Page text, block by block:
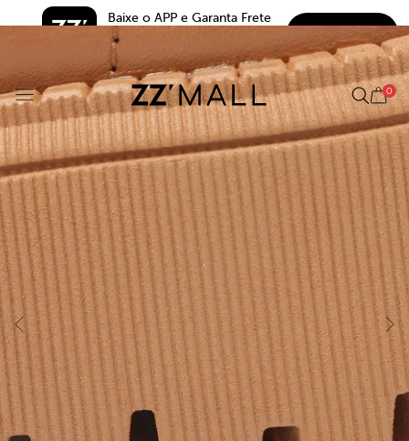
Baixe o APP e Garanta Frete
Grátis*
BAIXAR
0